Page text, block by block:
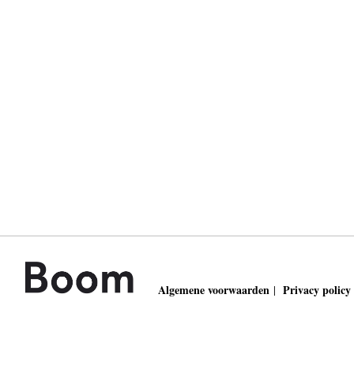
Algemene voorwaarden | Privacy policy